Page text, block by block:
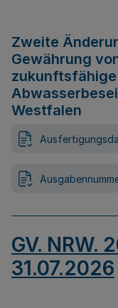
Zweite
Gewährung
Westfalen
GV. NRW.
31.07.2026